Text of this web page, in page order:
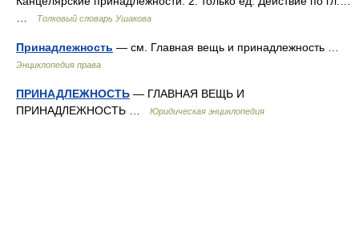
Толковый словарь Ушакова
Принадлежность — см. Главная вещь и принадлежность …
Энциклопедия права
ПРИНАДЛЕЖНОСТЬ — ГЛАВНАЯ ВЕЩЬ И
ПРИНАДЛЕЖНОСТЬ …
Юридическая энциклопедия